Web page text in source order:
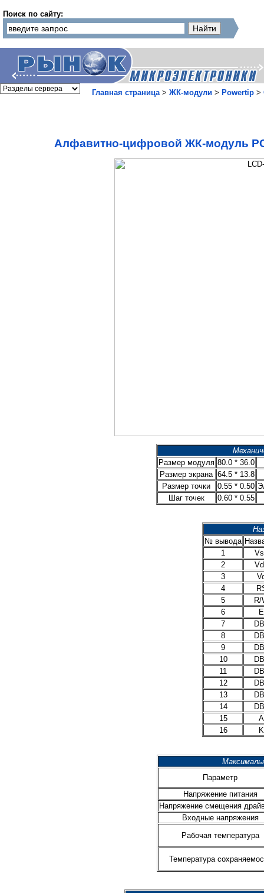
Поиск по сайту:
Главная страница> ЖК-модули > Powertip >
Алфавитно-цифровой ЖК-модуль
Размер модуля 80.0 * 36.0
Размер экрана 64.5 * 13.8
Размер точки
0.55 * 0.50
Шаг точек
0.60 * 0.55
№ вывода
1
2
3
4
5
R/
6
E
7
8
9
10
11
12
13
14
15
A
16
K
Параметр
Напряжение питания
Напряжение смещения
Входные напряжения
Рабочая температура
Температура